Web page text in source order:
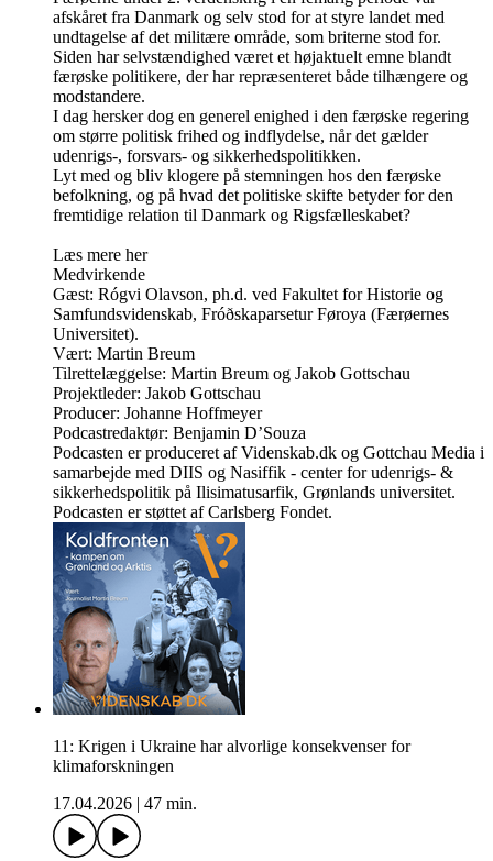
afskåret fra Danmark og selv stod for at styre landet med
undtagelse af det militære område, som briterne stod for.
Siden har selvstændighed været et højaktuelt emne blandt
færøske politikere, der har repræsenteret både tilhængere og
modstandere.
I dag hersker dog en generel enighed i den færøske regering
om større politisk frihed og indflydelse, når det gælder
udenrigs-, forsvars- og sikkerhedspolitikken.
Lyt med og bliv klogere på stemningen hos den færøske
befolkning, og på hvad det politiske skifte betyder for den
fremtidige relation til Danmark og Rigsfælleskabet?
Læs mere her
Medvirkende
Gæst: Rógvi Olavson, ph.d. ved Fakultet for Historie og
Samfundsvidenskab, Fróðskaparsetur Føroya (Færøernes
Universitet).
Vært: Martin Breum
Tilrettelæggelse: Martin Breum og Jakob Gottschau
Projektleder: Jakob Gottschau
Producer: Johanne Hoffmeyer
Podcastredaktør: Benjamin D’Souza
Podcasten er produceret af Videnskab.dk og Gottchau Media i
samarbejde med DIIS og Nasiffik - center for udenrigs- &
sikkerhedspolitik på Ilisimatusarfik, Grønlands universitet.
Podcasten er støttet af Carlsberg Fondet.
11: Krigen i Ukraine har alvorlige konsekvenser for
klimaforskningen
17.04.2026
47 min.